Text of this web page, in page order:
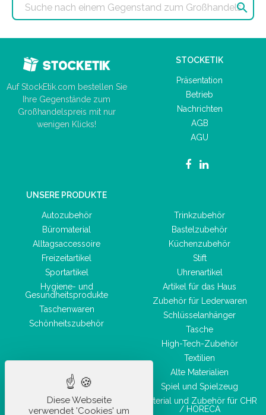

Auf StockEtik.com bestellen Sie
Ihre Gegenstände zum
Großhandelspreis mit nur
wenigen Klicks!
STOCKETIK
Präsentation
Betrieb
Nachrichten
AGB
AGU
UNSERE PRODUKTE
Autozubehör
Büromaterial
Alltagsaccessoire
Freizeitartikel
Sportartikel
Hygiene- und
Gesundheitsprodukte
Taschenwaren
Schönheitszubehör
Trinkzubehör
Bastelzubehör
Küchenzubehör
Stift
Uhrenartikel
Artikel für das Haus
Zubehör für Lederwaren
Schlüsselanhänger
Tasche
High-Tech-Zubehör
Textilien
Alte Materialien
Spiel und Spielzeug
Material und Zubehör für CHR
/ HORECA
Diese Webseite
verwendet 'Cookies' um